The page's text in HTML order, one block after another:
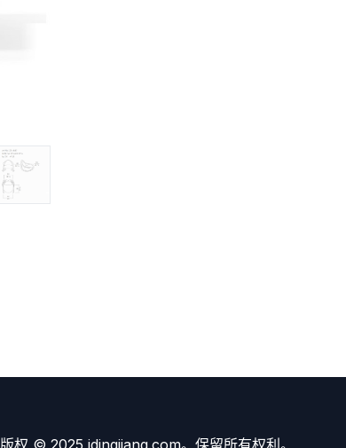
版权 © 2025 idingjiang.com。保留所有权利。